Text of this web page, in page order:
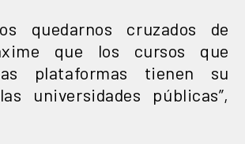
quedarnos cruzados de
que los cursos que
plataformas tienen su
universidades públicas”,